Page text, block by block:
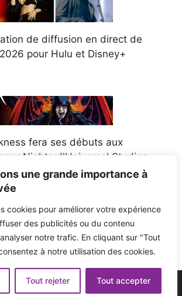
une grande importance à
cookies pour améliorer votre expérience
des publicités ou du contenu
notre trafic. En cliquant sur "Tout
à notre utilisation des cookies.
Tout rejeter Tout accepter
de diffusion en direct de
pour Hulu et Disney+
fera ses débuts aux
Nights d'Universal Studios
un policier de l'Ohio après la
en diffamation
- Pop'n Music -